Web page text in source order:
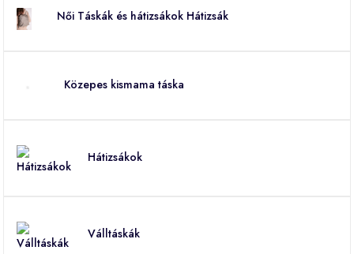
Női Táskák és hátizsákok Hátizsák
Közepes kismama táska
Hátizsákok
Válltáskák